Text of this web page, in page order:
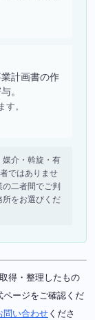
計画書の作
。
。
介・斡旋・有
ではありませ
二者間でご判
をお選びくだ
得・整理したもの
ージをご確認くだ
問い合わせ くださ